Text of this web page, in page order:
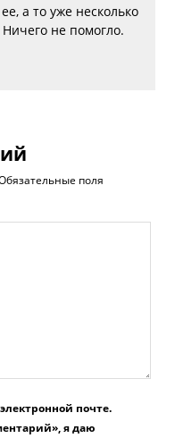
а то уже несколько
не помогло.
поля
почте.
я даю